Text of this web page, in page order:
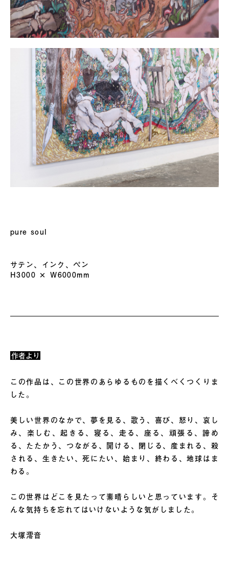
pure soul
サテン、インク、ペン
H3000 × W6000mm
作者より
この作品は、この世界のあらゆるものを描くべくつくりま
した。
美しい世界のなかで、夢を見る、歌う、喜び、怒り、哀し
み、楽しむ、起きる、寝る、走る、座る、頑張る、諦め
る、たたかう、つながる、開ける、閉じる、産まれる、殺
される、生きたい、死にたい、始まり、終わる、地球はま
わる。
この世界はどこを見たって素晴らしいと思っています。そ
んな気持ちを忘れてはいけないような気がしました。
大塚澪音